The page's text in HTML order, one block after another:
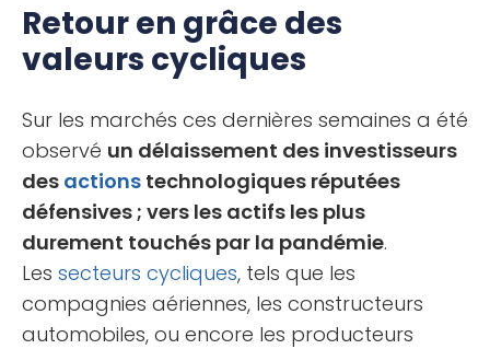
Retour en grâce des
valeurs cycliques
Sur les marchés ces dernières semaines a été
observé un délaissement des investisseurs
des actions technologiques réputées
défensives ; vers les actifs les plus
durement touchés par la pandémie.
Les secteurs cycliques, tels que les
compagnies aériennes, les constructeurs
automobiles, ou encore les producteurs